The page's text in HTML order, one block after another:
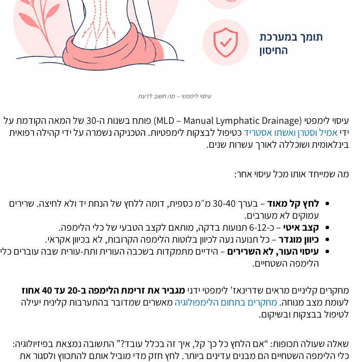
עיסוי לימפטי – מה חשוב לדעת
עיסוי לימפטי (MLD – Manual Lymphatic Drainage) פותח בשנות ה-30 של המאה הקודמת על
ידיאמיל וסטרן ואשתו אסטרידכטיפול לבצקות לימפטיות. הטכניקה נשמרה על ידי קהילה רפואית
בינלאומית ושוכללה לאורך עשרות שנים.
מה שמייחד אותו מכל עיסוי אחר:
לחץ קל מאוד
– בערך 30-40 מ״מ כספית, דומה ללחץ של הנחת יד ולא לחיצה. שרירים
עמוקים לא מעורבים.
קצב איטי – כ-6-12 תנועות בדקה, מותאם לקצב הטבעי של כלי הלימפה.
כיוון מוגדר– כל תנועה נעה לכיוון בלוטות הלימפה הקרובות, לא בכיוון אקראי.
עיסוי העור, לא השרירים – הידיים מתמקדות בשכבה העורית ותת-עורית שבה עוברים כלי
הלימפה השטחיים.
מחקרים קליניים מראים שדרינאז’ לימפטי ידני מגביר את זרימת הלימפה ב-20 עד 40 אחוז
לעומת מצב מנוחה. מחקרים בתחום הלימפולוגיה מאשרים שמדובר בהתערבות קלינית יעילה
לטיפול בבצקות ובשיקום.
שאלה שעולה תכופות: “אם הלחץ כל כך קל, איך זה בכלל עובד?” התשובה נמצאת בפיזיולוגיה:
כלי הלימפה השטחיים הם מבנים עדינים ביותר. לחץ חזק מדי מוביל אותם להתכווץ ולסגור את